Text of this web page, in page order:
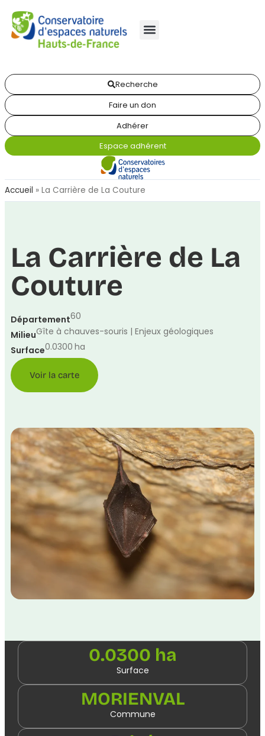
Recherche
Faire un don
Adhérer
Espace adhérent
Accueil » La Carrière de La Couture
La Carrière de La
Couture
Département60
MilieuGîte à chauves-souris | Enjeux géologiques
Surface0.0300 ha
Voir la carte
0.0300 ha
Surface
MORIENVAL
Commune